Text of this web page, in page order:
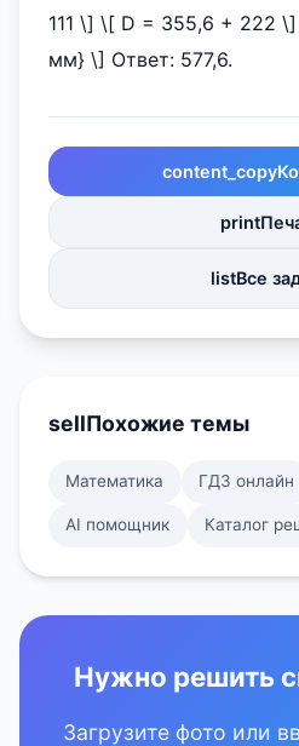
111 \] \[ D = 355,6 + 222
мм} \] Ответ: 577,6.
content_copy
print
listВсе
sellПохожие темы
Математика ГДЗ онлайн
AI помощник Каталог
Нужно решить
Загрузите фото или